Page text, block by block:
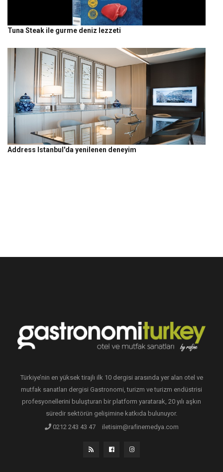
Tuna Steak ile gurme deniz lezzeti
Address Istanbul'da yenilenen deneyim
Türkiye’nin en yüksek tirajlı ilk 10 dergisi arasında yer alan otel ve
mutfak sanatları dergisi Gastronomi, turizm ve turizm endüstrisi
profesyonellerini buluşturan bir platform yaratarak, 20 yılı aşkın
süredir sektörün gelişimine katkıda bulunuyor.
0212 243 43 47
iletisim@rafinemedya.com